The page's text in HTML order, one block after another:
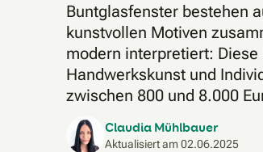
Buntglasfenster bestehen
kunstvollen Motiven
modern interpretiert:
Handwerkskunst und
zwischen 800 und 8.000
Claudia Mühlbauer
Aktualisiert am 02.06.2025